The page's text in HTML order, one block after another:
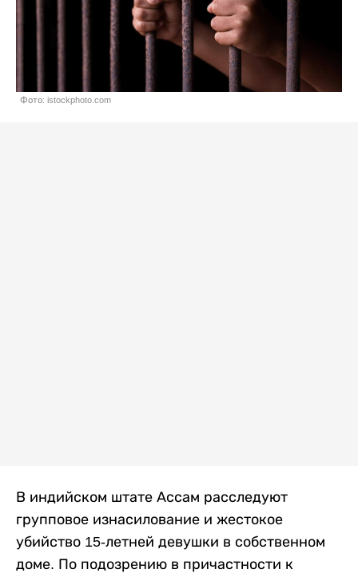
Фото: istockphoto.com
В индийском штате Ассам расследуют
групповое изнасилование и жестокое
убийство 15-летней девушки в собственном
доме. По подозрению в причастности к